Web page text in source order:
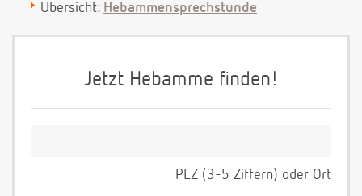
Übersicht: Hebammensprechstunde
Jetzt Hebamme finden!
PLZ (3-5 Ziffern) oder Ort